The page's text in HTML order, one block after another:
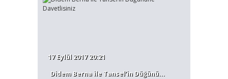
17 Eylül 2017 20:21
Didem Berna ile Tansel’in Düğünü...